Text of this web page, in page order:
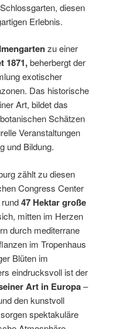
diesen
Erlebnis.
zu einer
1871,beherbergt der
exotischer
Das historische
Art, bildet das
Schätzen
Veranstaltungen
und Bildung.
zählt zu diesen
Congress Center
47 Hektar große
mitten im Herzen
durch mediterrane
im Tropenhaus
Blüten im
eindrucksvoll ist der
Art in Europa–
den kunstvoll
spektakuläre